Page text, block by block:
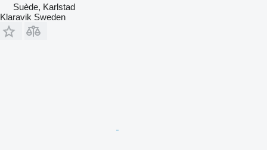
Suède, Karlstad
Klaravik Sweden